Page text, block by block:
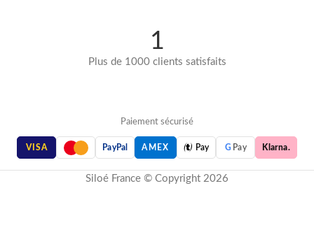
1
Plus de 1000 clients satisfaits
Paiement sécurisé
VISA PayPal AMEX  Pay G Pay Klarna.
Siloé France © Copyright 2026